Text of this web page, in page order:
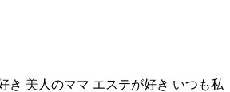
き 美人のママ エステが好き いつも私